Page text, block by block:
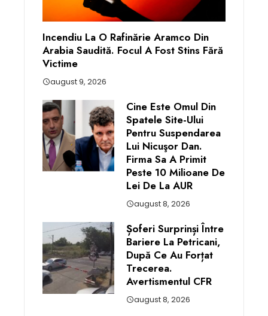
Incendiu La O Rafinărie Aramco Din
Arabia Saudită. Focul A Fost Stins Fără
Victime
august 9, 2026
Cine Este Omul Din
Spatele Site-Ului
Pentru Suspendarea
Lui Nicuşor Dan.
Firma Sa A Primit
Peste 10 Milioane De
Lei De La AUR
august 8, 2026
Șoferi Surprinși Între
Bariere La Petricani,
După Ce Au Forțat
Trecerea.
Avertismentul CFR
august 8, 2026